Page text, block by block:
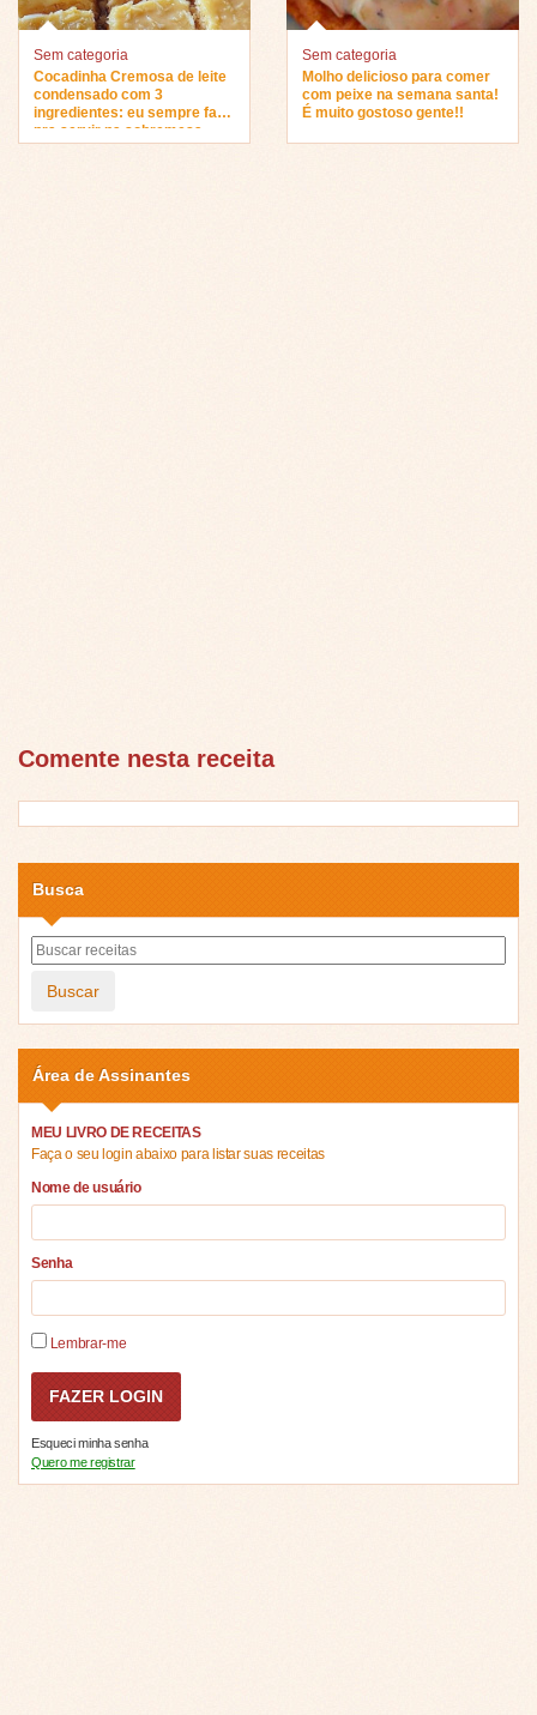
Sem categoria
Cocadinha Cremosa de leite
condensado com 3
ingredientes: eu sempre faço
pra servir na sobremesa…
Sem categoria
Molho delicioso para comer
com peixe na semana santa!
É muito gostoso gente!!
Comente nesta receita
Busca
Buscar
Área de Assinantes
MEU LIVRO DE RECEITAS
Faça o seu login abaixo para listar suas receitas
Nome de usuário
Senha
Lembrar-me
Esqueci minha senha
Quero me registrar